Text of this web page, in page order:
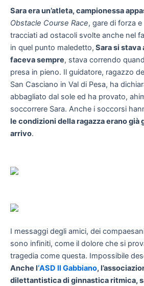
Sara era un’atleta, campionessa
Obstacle Course Race, gare di forza
tracciati ad ostacoli svolte anche nel
in quel punto maledetto, Sara si stava
faceva sempre, stava correndo
presa in pieno. Il guidatore, ragazzo
San Casciano in Val di Pesa, ha
abbagliato dal sole ed ha provato,
soccorrere Sara. Anche i soccorsi
le condizioni della ragazza erano già
arrivo.
I messaggi degli amici, dei
sono infiniti, come il dolore che si
tragedia come questa. Impossibile
Anche l‘ASD Il Gabbiano,
dilettantistica di ginnastica ritmica,